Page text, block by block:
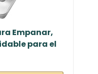
Empanar,
para el